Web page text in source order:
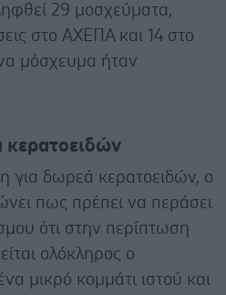
29 μοσχεύματα,
στο ΑΧΕΠΑ και 14 στο
μόσχευμα ήταν
κερατοειδών
για δωρεά κερατοειδών, ο
πως πρέπει να περάσει
ότι στην περίπτωση
ολόκληρος ο
μικρό κομμάτι ιστού και